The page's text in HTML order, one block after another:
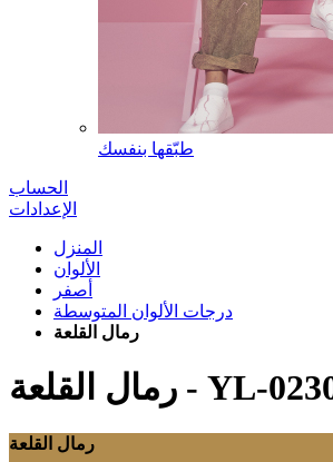
طبّقها بنفسك
الحساب
الإعدادات
المنزل
الألوان
أصفر
درجات الألوان المتوسطة
رمال القلعة
- YL-
رمال القلعة